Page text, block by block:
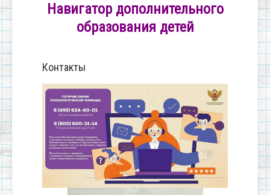
Навигатор дополнительного
образования детей
Контакты